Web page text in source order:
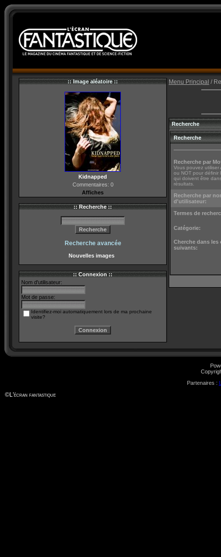
:: Image aléatoire ::
Kidnapped
Commentaires: 0
Affiches
:: Recherche ::
Recherche avancée
Nouvelles images
:: Connexion ::
Nom d'utilisateur:
Mot de passe:
Identifiez-moi automatiquement lors de ma prochaine
visite?
Menu Principal /
Recherche
Recherche
Recherche par
Vous pouvez utiliser
ou NOT pour définir
qui doivent être
résultats.
Recherche par
d'utilisateur:
Termes de
Catégorie:
Cherche dans les
suivants:
Partenaires :
©L'écran fantastique